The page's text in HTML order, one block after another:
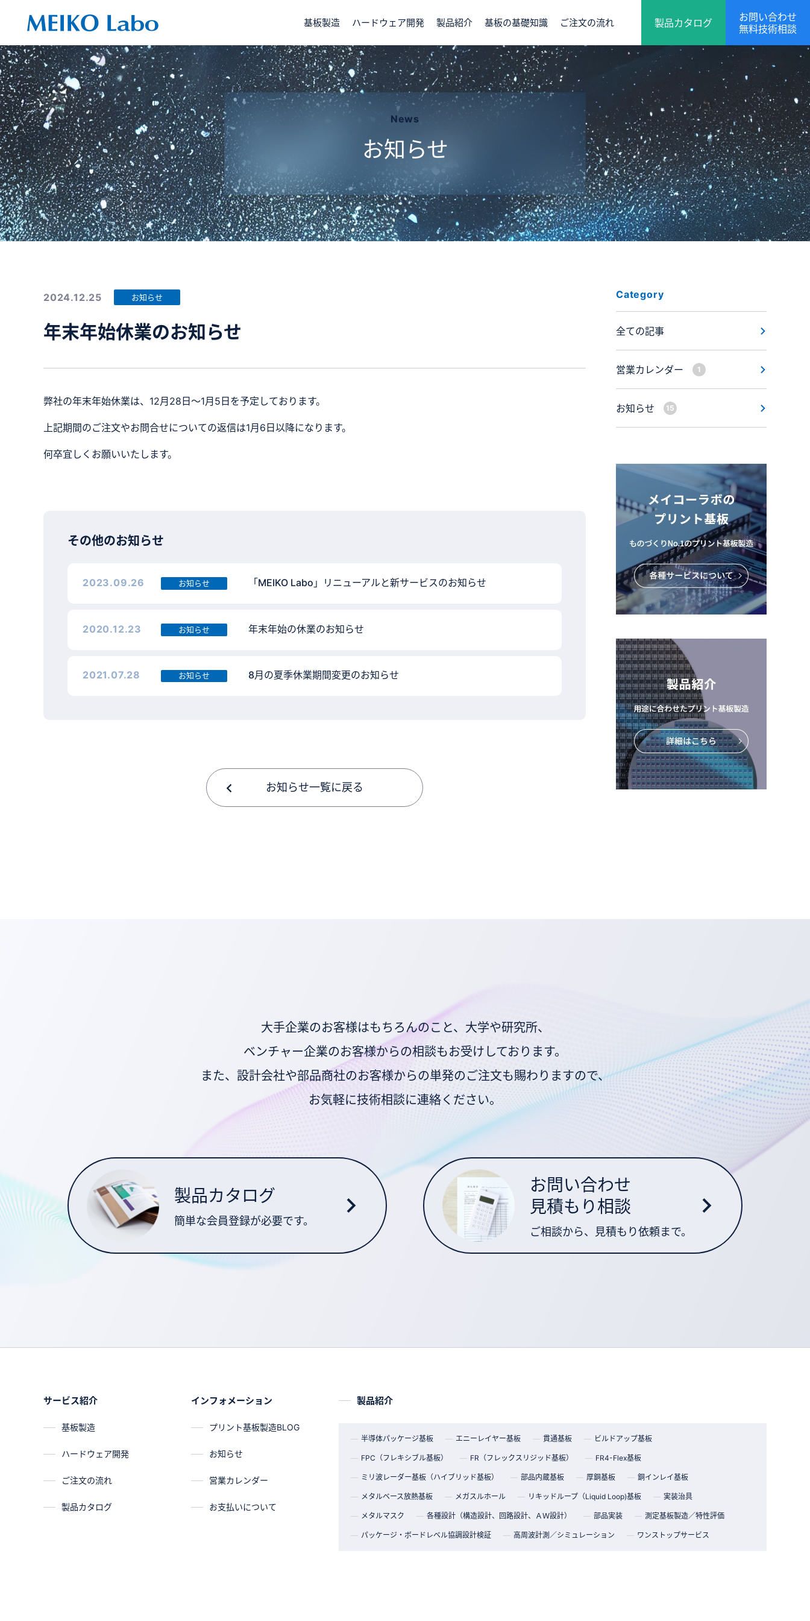
基板製造 ハードウェア開発 製品紹介 基板の基礎知識 ご注文の流れ 製品カタログ
お問い合わせ
無料技術相談
News
お知らせ
2024.12.25 お知らせ
年末年始休業のお知らせ
弊社の年末年始休業は、12月28日～1月5日を予定しております。
上記期間のご注文やお問合せについての返信は1月6日以降になります。
何卒宜しくお願いいたします。
その他のお知らせ
2023.09.26 お知らせ 「MEIKO Labo」リニューアルと新サービスのお知らせ
2020.12.23 お知らせ 年末年始の休業のお知らせ
2021.07.28 お知らせ 8月の夏季休業期間変更のお知らせ
お知らせ一覧に戻る
Category
全ての記事
営業カレンダー 1
お知らせ 15
大手企業のお客様はもちろんのこと、大学や研究所、
ベンチャー企業のお客様からの相談もお受けしております。
また、設計会社や部品商社のお客様からの単発のご注文も賜わりますので、
お気軽に技術相談に連絡ください。
製品カタログ
簡単な会員登録が必要です。
お問い合わせ
見積もり相談
ご相談から、見積もり依頼まで。
サービス紹介
基板製造
ハードウェア開発
ご注文の流れ
製品カタログ
インフォメーション
プリント基板製造BLOG
お知らせ
営業カレンダー
お支払いについて
製品紹介
半導体パッケージ基板 エニーレイヤー基板 貫通基板 ビルドアップ基板
FPC（フレキシブル基板） FR（フレックスリジッド基板） FR4-Flex基板
ミリ波レーダー基板（ハイブリッド基板） 部品内蔵基板 厚銅基板 銅インレイ基板
メタルベース放熱基板 メガスルホール リキッドループ（Liquid Loop)基板 実装治具
メタルマスク 各種設計（構造設計、回路設計、ＡＷ設計） 部品実装 測定基板製造／特性評価
パッケージ・ボードレベル協調設計検証 高周波計測／シミュレーション ワンストップサービス